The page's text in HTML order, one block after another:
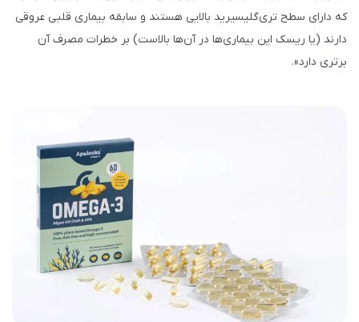
که دارای سطح تری‌گلیسیرید بالایی هستند و سابقه بیماری قلبی عروقی
دارند (یا ریسک این بیماری‌ها در آن‌ها بالاست) بر خطرات مصرف آن
برتری دارد».